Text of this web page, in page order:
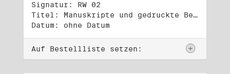
Signatur: RW 02
Titel: Manuskripte und gedruckte Belege (2)
Datum: ohne Datum
Auf Bestellliste setzen: